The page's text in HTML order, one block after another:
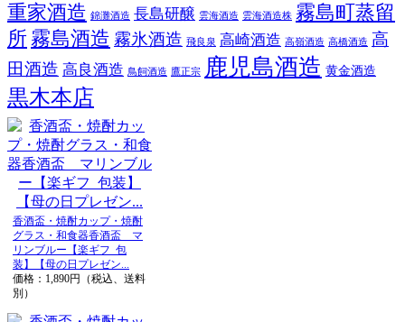
重家酒造 錦灘酒造 長島研醸 雲海酒造 雲海酒造株 霧島町蒸留
所 霧島酒造 霧氷酒造 飛良泉 高崎酒造 高嶺酒造 高橋酒造 高
田酒造 高良酒造 鳥飼酒造 鷹正宗 鹿児島酒造 黄金酒造
黒木本店
香酒盃・焼酎カップ・焼酎
グラス・和食器香酒盃 マ
リンブルー【楽ギフ_包
装】【母の日プレゼン...
価格：1,890円（税込、送料
別）